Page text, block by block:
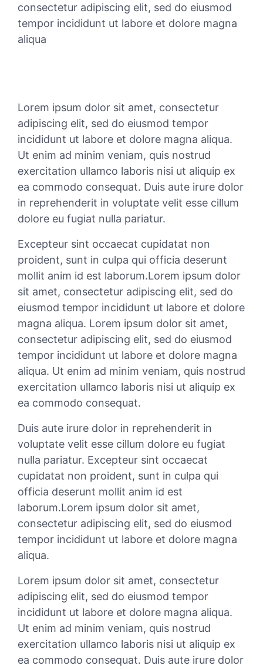
consectetur adipiscing elit, sed do eiusmod
tempor incididunt ut labore et dolore magna
aliqua
Lorem ipsum dolor sit amet, consectetur
adipiscing elit, sed do eiusmod tempor
incididunt ut labore et dolore magna aliqua.
Ut enim ad minim veniam, quis nostrud
exercitation ullamco laboris nisi ut aliquip ex
ea commodo consequat. Duis aute irure dolor
in reprehenderit in voluptate velit esse cillum
dolore eu fugiat nulla pariatur.
Excepteur sint occaecat cupidatat non
proident, sunt in culpa qui officia deserunt
mollit anim id est laborum.Lorem ipsum dolor
sit amet, consectetur adipiscing elit, sed do
eiusmod tempor incididunt ut labore et dolore
magna aliqua. Lorem ipsum dolor sit amet,
consectetur adipiscing elit, sed do eiusmod
tempor incididunt ut labore et dolore magna
aliqua. Ut enim ad minim veniam, quis nostrud
exercitation ullamco laboris nisi ut aliquip ex
ea commodo consequat.
Duis aute irure dolor in reprehenderit in
voluptate velit esse cillum dolore eu fugiat
nulla pariatur. Excepteur sint occaecat
cupidatat non proident, sunt in culpa qui
officia deserunt mollit anim id est
laborum.Lorem ipsum dolor sit amet,
consectetur adipiscing elit, sed do eiusmod
tempor incididunt ut labore et dolore magna
aliqua.
Lorem ipsum dolor sit amet, consectetur
adipiscing elit, sed do eiusmod tempor
incididunt ut labore et dolore magna aliqua.
Ut enim ad minim veniam, quis nostrud
exercitation ullamco laboris nisi ut aliquip ex
ea commodo consequat. Duis aute irure dolor